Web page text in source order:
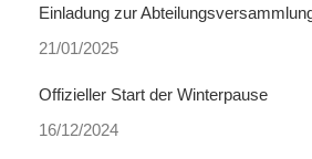
Einladung zur
21/01/2025
Offizieller Start der Winterpause
16/12/2024